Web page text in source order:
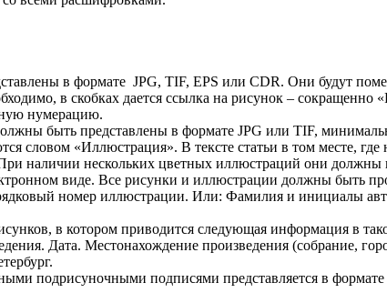
в формате JPG, TIF, EPS или CDR. Они будут
в скобках дается ссылка на рисунок –
нумерацию.
быть представлены в формате JPG или TIF,
словом «Иллюстрация». В тексте статьи в том месте,
наличии нескольких цветных иллюстраций они должны
виде. Все рисунки и иллюстрации должны быть
номер иллюстрации. Или: Фамилия и инициалы
в котором приводится следующая информация в
Дата. Местонахождение произведения (собрание,
подрисуночными подписями представляется в